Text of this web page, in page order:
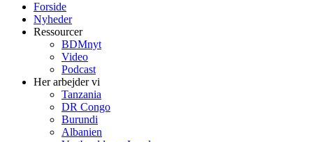
Forside
Nyheder
Ressourcer
BDMnyt
Video
Podcast
Her arbejder vi
Tanzania
DR Congo
Burundi
Albanien